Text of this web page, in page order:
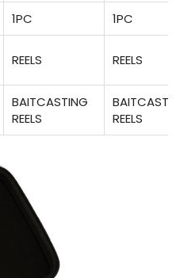
1PC
1PC
REELS REELS
BAITCASTING
REELS
REELS